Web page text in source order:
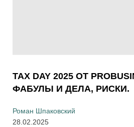
TAX DAY 2025 ОТ
ФАБУЛЫ И ДЕЛА, РИСКИ.
Роман Шпаковский
28.02.2025